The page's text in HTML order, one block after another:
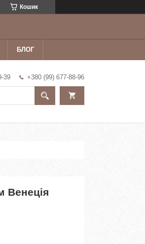
Кошик
БЛОГ
39 +380 (99) 677-88-96
Венеція